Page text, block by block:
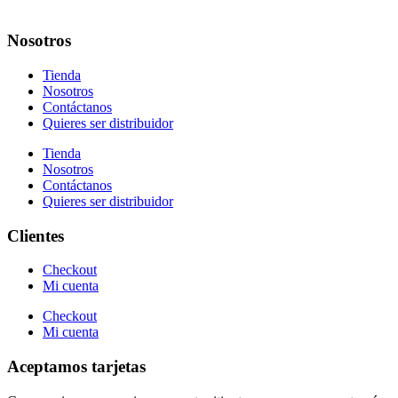
Nosotros
Tienda
Nosotros
Contáctanos
Quieres ser distribuidor
Tienda
Nosotros
Contáctanos
Quieres ser distribuidor
Clientes
Checkout
Mi cuenta
Checkout
Mi cuenta
Aceptamos tarjetas